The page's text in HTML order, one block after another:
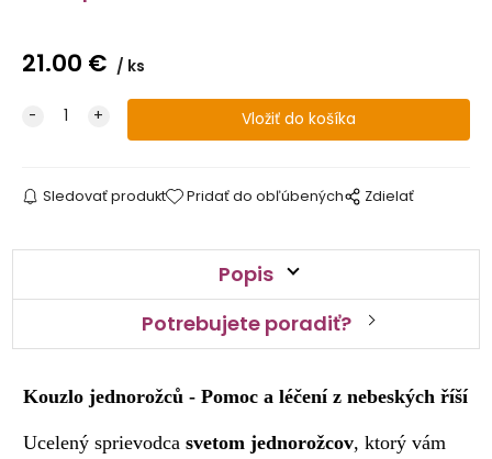
21.00 € ks
Sledovať produkt Pridať do obľúbených Zdielať
Popis
Potrebujete poradiť?
Kouzlo jednorožců - Pomoc a léčení z nebeských říší
Ucelený sprievodcasvetom jednorožcov, ktorý vám